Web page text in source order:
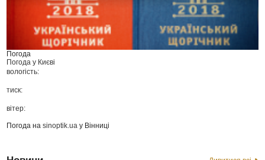
Погода
Погода у Києві
вологість:
тиск:
вітер:
Погода наsinoptik.ua у Вінниці